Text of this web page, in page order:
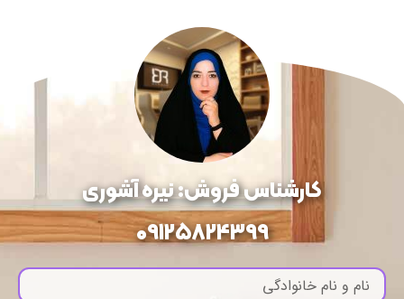
کارشناس فروش: نیره آشوری
09125824399